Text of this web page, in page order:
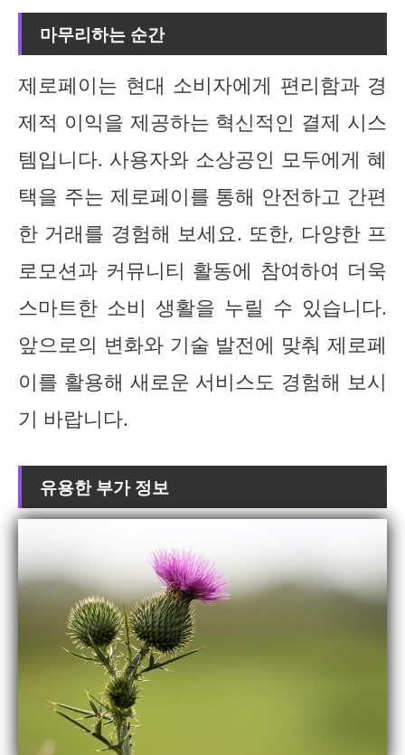
마무리하는 순간
제로페이는 현대 소비자에게 편리함과 경
제적 이익을 제공하는 혁신적인 결제 시스
템입니다. 사용자와 소상공인 모두에게 혜
택을 주는 제로페이를 통해 안전하고 간편
한 거래를 경험해 보세요. 또한, 다양한 프
로모션과 커뮤니티 활동에 참여하여 더욱
스마트한 소비 생활을 누릴 수 있습니다.
앞으로의 변화와 기술 발전에 맞춰 제로페
이를 활용해 새로운 서비스도 경험해 보시
기 바랍니다.
유용한 부가 정보